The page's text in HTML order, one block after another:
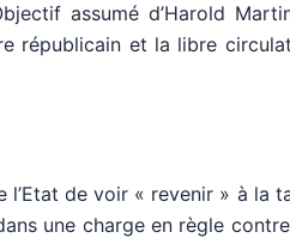
assumé d’Harold
républicain et la libre
de voir « revenir » à la
une charge en règle contre